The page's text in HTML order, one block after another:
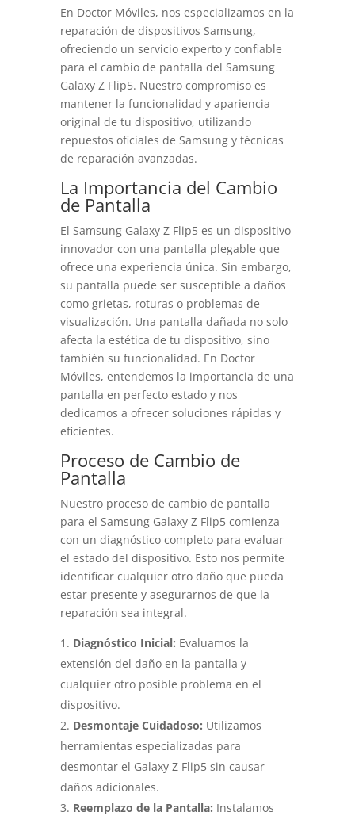
En Doctor Móviles, nos especializamos en la
reparación de dispositivos Samsung,
ofreciendo un servicio experto y confiable
para el cambio de pantalla del Samsung
Galaxy Z Flip5. Nuestro compromiso es
mantener la funcionalidad y apariencia
original de tu dispositivo, utilizando
repuestos oficiales de Samsung y técnicas
de reparación avanzadas.
La Importancia del Cambio
de Pantalla
El Samsung Galaxy Z Flip5 es un dispositivo
innovador con una pantalla plegable que
ofrece una experiencia única. Sin embargo,
su pantalla puede ser susceptible a daños
como grietas, roturas o problemas de
visualización. Una pantalla dañada no solo
afecta la estética de tu dispositivo, sino
también su funcionalidad. En Doctor
Móviles, entendemos la importancia de una
pantalla en perfecto estado y nos
dedicamos a ofrecer soluciones rápidas y
eficientes.
Proceso de Cambio de
Pantalla
Nuestro proceso de cambio de pantalla
para el Samsung Galaxy Z Flip5 comienza
con un diagnóstico completo para evaluar
el estado del dispositivo. Esto nos permite
identificar cualquier otro daño que pueda
estar presente y asegurarnos de que la
reparación sea integral.
Diagnóstico Inicial: Evaluamos la
extensión del daño en la pantalla y
cualquier otro posible problema en el
dispositivo.
Desmontaje Cuidadoso: Utilizamos
herramientas especializadas para
desmontar el Galaxy Z Flip5 sin causar
daños adicionales.
Reemplazo de la Pantalla: Instalamos